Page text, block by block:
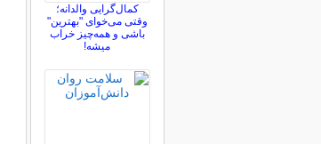
کمال‌گرایی والدانه؛
وقتی می‌خوای "بهترین"
باشی و همه‌چیز خراب
میشه!